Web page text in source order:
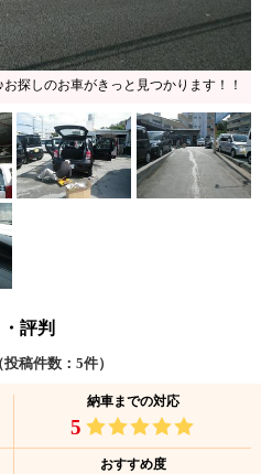
探しのお車がきっと見つかります！！
評判
投稿件数：5件）
納車までの対応
5
おすすめ度